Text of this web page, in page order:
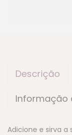
Descrição
Informação
Adicione e sirva